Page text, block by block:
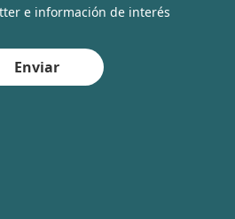
e información de interés
Enviar